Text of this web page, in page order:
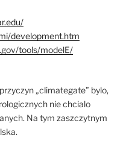
development.htm
tools/modelE/
„climategate” bylo,
nie chcialo
Na tym zaszczytnym